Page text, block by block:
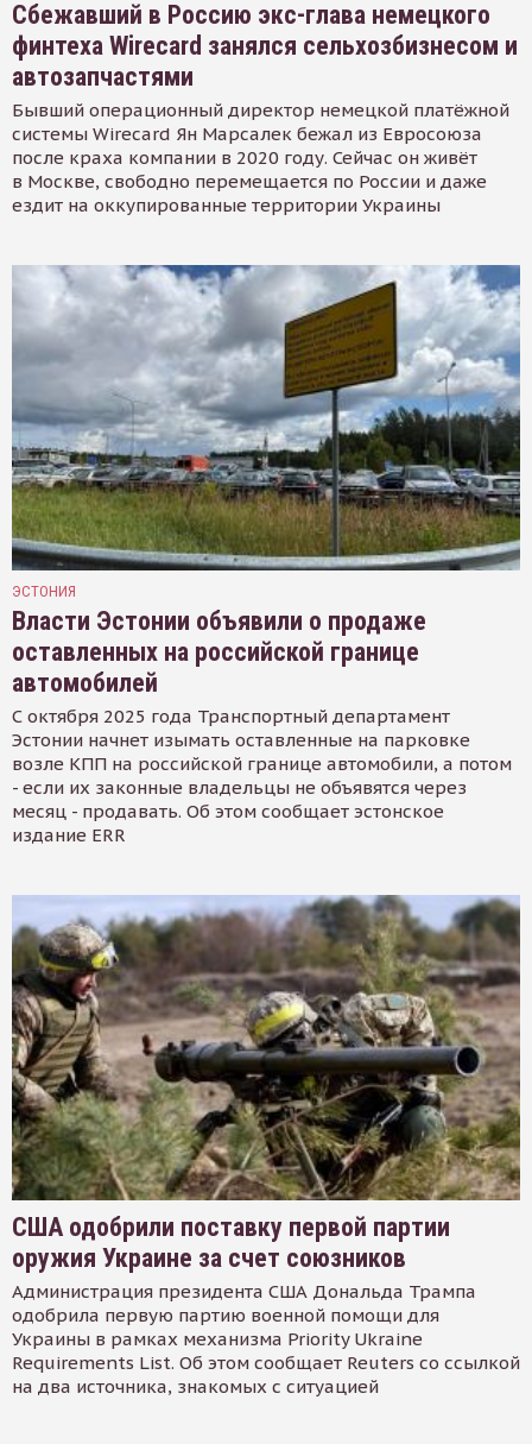
Сбежавший в Россию экс-глава немецкого
финтеха Wirecard занялся сельхозбизнесом и
автозапчастями
Бывший операционный директор немецкой платёжной
системы Wirecard Ян Марсалек бежал из Евросоюза
после краха компании в 2020 году. Сейчас он живёт
в Москве, свободно перемещается по России и даже
ездит на оккупированные территории Украины
ЭСТОНИЯ
Власти Эстонии объявили о продаже
оставленных на российской границе
автомобилей
С октября 2025 года Транспортный департамент
Эстонии начнет изымать оставленные на парковке
возле КПП на российской границе автомобили, а потом
- если их законные владельцы не объявятся через
месяц - продавать. Об этом сообщает эстонское
издание ERR
США одобрили поставку первой партии
оружия Украине за счет союзников
Администрация президента США Дональда Трампа
одобрила первую партию военной помощи для
Украины в рамках механизма Priority Ukraine
Requirements List. Об этом сообщает Reuters со ссылкой
на два источника, знакомых с ситуацией